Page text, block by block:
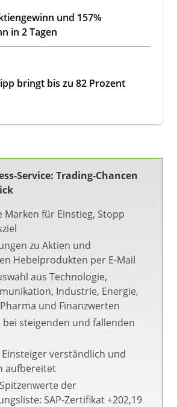
und 157%
in 2 Tagen
bringt bis zu 82 Prozent
Service: Trading-Chancen
Marken für Einstieg, Stopp
zu Aktien und
Hebelprodukten per E-Mail
aus Technologie,
Industrie, Energie,
und Finanzwerten
bei steigenden und fallenden
verständlich und
aufbereitet
der
SAP-Zertifikat +202,19